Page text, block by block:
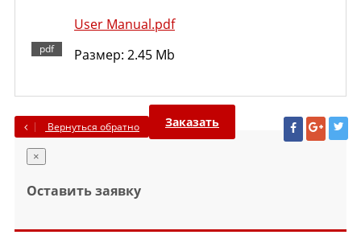
User Manual.pdf
Размер: 2.45 Mb
Вернуться обратно Заказать
×
Оставить заявку